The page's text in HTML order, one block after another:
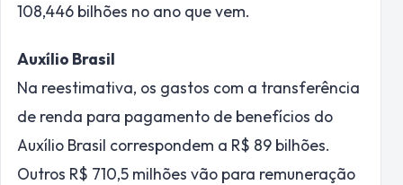
108,446 bilhões no ano que vem.
Auxílio Brasil
Na reestimativa, os gastos com a transferência
de renda para pagamento de benefícios do
Auxílio Brasil correspondem a R$ 89 bilhões.
Outros R$ 710,5 milhões vão para remuneração